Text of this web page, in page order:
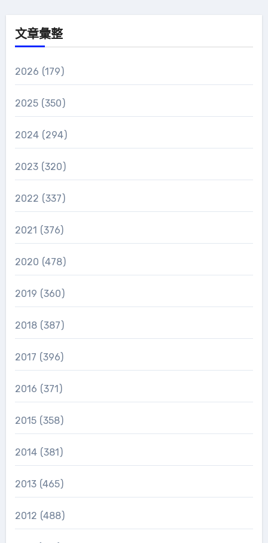
文章彙整
2026 (179)
2025 (350)
2024 (294)
2023 (320)
2022 (337)
2021 (376)
2020 (478)
2019 (360)
2018 (387)
2017 (396)
2016 (371)
2015 (358)
2014 (381)
2013 (465)
2012 (488)